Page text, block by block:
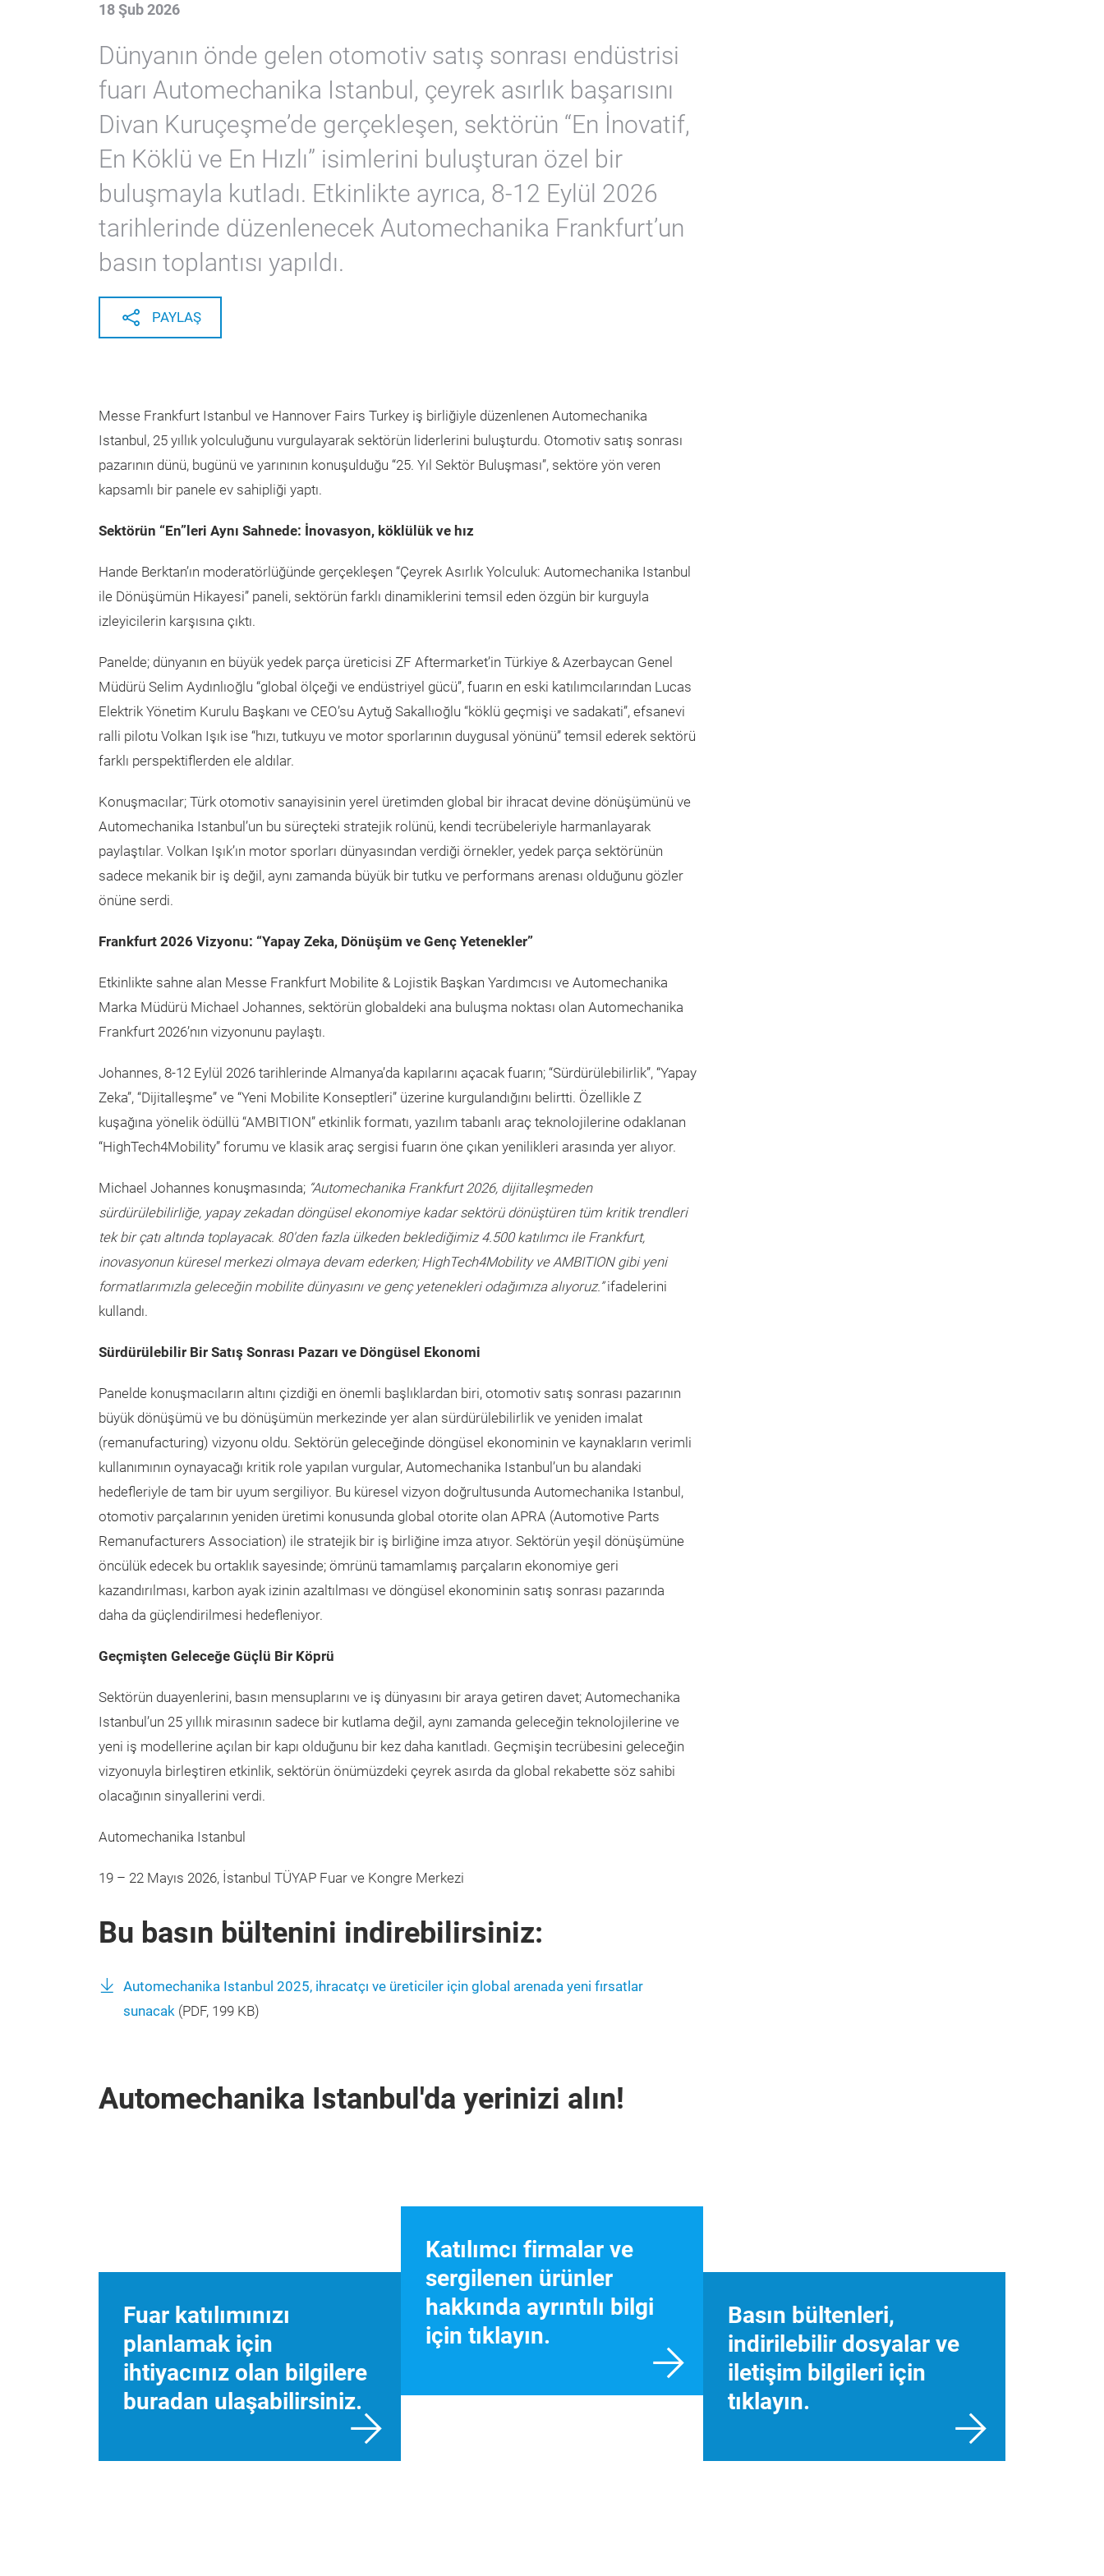
18 Şub 2026
Dünyanın önde gelen otomotiv satış sonrası endüstrisi
fuarı Automechanika Istanbul, çeyrek asırlık başarısını
Divan Kuruçeşme’de gerçekleşen, sektörün “En İnovatif,
En Köklü ve En Hızlı” isimlerini buluşturan özel bir
buluşmayla kutladı. Etkinlikte ayrıca, 8-12 Eylül 2026
tarihlerinde düzenlenecek Automechanika Frankfurt’un
basın toplantısı yapıldı.
PAYLAŞ
Messe Frankfurt Istanbul ve Hannover Fairs Turkey iş birliğiyle düzenlenen Automechanika
Istanbul, 25 yıllık yolculuğunu vurgulayarak sektörün liderlerini buluşturdu. Otomotiv satış sonrası
pazarının dünü, bugünü ve yarınının konuşulduğu “25. Yıl Sektör Buluşması”, sektöre yön veren
kapsamlı bir panele ev sahipliği yaptı.
Sektörün “En”leri Aynı Sahnede: İnovasyon, köklülük ve hız
Hande Berktan’ın moderatörlüğünde gerçekleşen “Çeyrek Asırlık Yolculuk: Automechanika Istanbul
ile Dönüşümün Hikayesi” paneli, sektörün farklı dinamiklerini temsil eden özgün bir kurguyla
izleyicilerin karşısına çıktı.
Panelde; dünyanın en büyük yedek parça üreticisi ZF Aftermarket’in Türkiye & Azerbaycan Genel
Müdürü Selim Aydınlıoğlu “global ölçeği ve endüstriyel gücü”, fuarın en eski katılımcılarından Lucas
Elektrik Yönetim Kurulu Başkanı ve CEO’su Aytuğ Sakallıoğlu “köklü geçmişi ve sadakati”, efsanevi
ralli pilotu Volkan Işık ise “hızı, tutkuyu ve motor sporlarının duygusal yönünü” temsil ederek sektörü
farklı perspektiflerden ele aldılar.
Konuşmacılar; Türk otomotiv sanayisinin yerel üretimden global bir ihracat devine dönüşümünü ve
Automechanika Istanbul’un bu süreçteki stratejik rolünü, kendi tecrübeleriyle harmanlayarak
paylaştılar. Volkan Işık’ın motor sporları dünyasından verdiği örnekler, yedek parça sektörünün
sadece mekanik bir iş değil, aynı zamanda büyük bir tutku ve performans arenası olduğunu gözler
önüne serdi.
Frankfurt 2026 Vizyonu: “Yapay Zeka, Dönüşüm ve Genç Yetenekler”
Etkinlikte sahne alan Messe Frankfurt Mobilite & Lojistik Başkan Yardımcısı ve Automechanika
Marka Müdürü Michael Johannes, sektörün globaldeki ana buluşma noktası olan Automechanika
Frankfurt 2026’nın vizyonunu paylaştı.
Johannes, 8-12 Eylül 2026 tarihlerinde Almanya’da kapılarını açacak fuarın; “Sürdürülebilirlik”, “Yapay
Zeka”, “Dijitalleşme” ve “Yeni Mobilite Konseptleri” üzerine kurgulandığını belirtti. Özellikle Z
kuşağına yönelik ödüllü “AMBITION” etkinlik formatı, yazılım tabanlı araç teknolojilerine odaklanan
“HighTech4Mobility” forumu ve klasik araç sergisi fuarın öne çıkan yenilikleri arasında yer alıyor.
Michael Johannes konuşmasında; “Automechanika Frankfurt 2026, dijitalleşmeden
sürdürülebilirliğe, yapay zekadan döngüsel ekonomiye kadar sektörü dönüştüren tüm kritik trendleri
tek bir çatı altında toplayacak. 80'den fazla ülkeden beklediğimiz 4.500 katılımcı ile Frankfurt,
inovasyonun küresel merkezi olmaya devam ederken; HighTech4Mobility ve AMBITION gibi yeni
formatlarımızla geleceğin mobilite dünyasını ve genç yetenekleri odağımıza alıyoruz.”ifadelerini
kullandı.
Sürdürülebilir Bir Satış Sonrası Pazarı ve Döngüsel Ekonomi
Panelde konuşmacıların altını çizdiği en önemli başlıklardan biri, otomotiv satış sonrası pazarının
büyük dönüşümü ve bu dönüşümün merkezinde yer alan sürdürülebilirlik ve yeniden imalat
(remanufacturing) vizyonu oldu. Sektörün geleceğinde döngüsel ekonominin ve kaynakların verimli
kullanımının oynayacağı kritik role yapılan vurgular, Automechanika Istanbul’un bu alandaki
hedefleriyle de tam bir uyum sergiliyor. Bu küresel vizyon doğrultusunda Automechanika Istanbul,
otomotiv parçalarının yeniden üretimi konusunda global otorite olan APRA (Automotive Parts
Remanufacturers Association) ile stratejik bir iş birliğine imza atıyor. Sektörün yeşil dönüşümüne
öncülük edecek bu ortaklık sayesinde; ömrünü tamamlamış parçaların ekonomiye geri
kazandırılması, karbon ayak izinin azaltılması ve döngüsel ekonominin satış sonrası pazarında
daha da güçlendirilmesi hedefleniyor.
Geçmişten Geleceğe Güçlü Bir Köprü
Sektörün duayenlerini, basın mensuplarını ve iş dünyasını bir araya getiren davet; Automechanika
Istanbul’un 25 yıllık mirasının sadece bir kutlama değil, aynı zamanda geleceğin teknolojilerine ve
yeni iş modellerine açılan bir kapı olduğunu bir kez daha kanıtladı. Geçmişin tecrübesini geleceğin
vizyonuyla birleştiren etkinlik, sektörün önümüzdeki çeyrek asırda da global rekabette söz sahibi
olacağının sinyallerini verdi.
Automechanika Istanbul
19 – 22 Mayıs 2026, İstanbul TÜYAP Fuar ve Kongre Merkezi
Bu basın bültenini indirebilirsiniz:
Automechanika Istanbul 2025, ihracatçı ve üreticiler için global arenada yeni fırsatlar
sunacak (PDF, 199 KB)
Automechanika Istanbul'da yerinizi alın!
Fuar katılımınızı
planlamak için
ihtiyacınız olan bilgilere
buradan ulaşabilirsiniz.
Katılımcı firmalar ve
sergilenen ürünler
hakkında ayrıntılı bilgi
için tıklayın.
Basın bültenleri,
indirilebilir dosyalar ve
iletişim bilgileri için
tıklayın.